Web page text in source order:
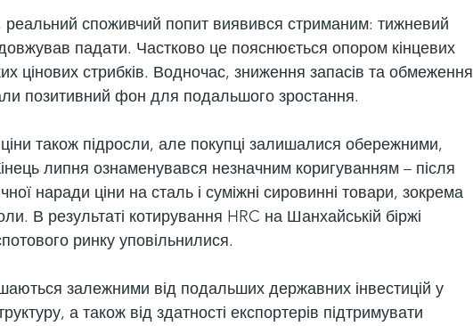
реальний споживчий попит виявився стриманим: тижневий
падати. Частково це пояснюється опором кінцевих
цінових стрибків. Водночас, зниження запасів та обмеження
позитивний фон для подальшого зростання.
також підросли, але покупці залишалися обережними,
Кінець липня ознаменувався незначним коригуванням – після
наради ціни на сталь і суміжні сировинні товари, зокрема
В результаті котирування HRC на Шанхайській біржі
ринку уповільнилися.
залежними від подальших державних інвестицій у
а також від здатності експортерів підтримувати